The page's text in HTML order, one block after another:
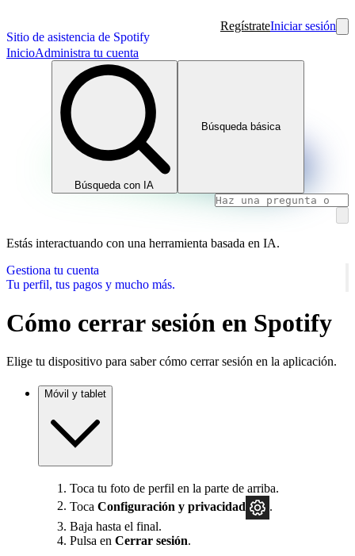
Sitio de asistencia de Spotify
RegístrateIniciar sesión
InicioAdministra tu cuenta
Búsqueda con IA
Búsqueda básica
Estás interactuando con una herramienta basada en IA.
Gestiona tu cuenta
Tu perfil, tus pagos y mucho más.
Cómo cerrar sesión en Spotify
Elige tu dispositivo para saber cómo cerrar sesión en la aplicación.
Móvil y tablet
Toca tu foto de perfil en la parte de arriba.
Toca Configuración y privacidad
.
Baja hasta el final.
Pulsa en Cerrar sesión.